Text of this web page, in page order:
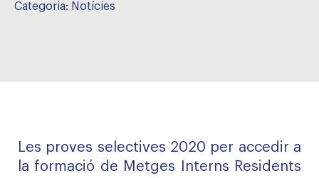
Categoria: Notícies
Les proves selectives 2020 per accedir a
la formació de Metges Interns Residents